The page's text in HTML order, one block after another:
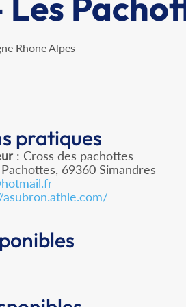
Rhone Alpes
pratiques
: Cross des pachottes
69360 Simandres